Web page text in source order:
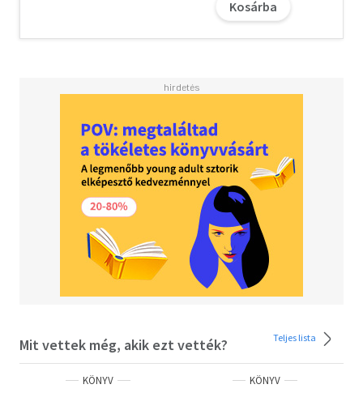
Kosárba
Mit vettek még, akik ezt vették? Teljes lista
KÖNYV KÖNYV